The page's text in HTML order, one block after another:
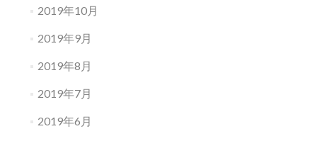
2019年10月
2019年9月
2019年8月
2019年7月
2019年6月